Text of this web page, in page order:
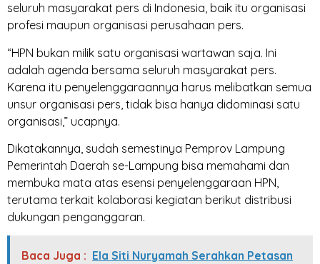
seluruh masyarakat pers di Indonesia, baik itu organisasi
profesi maupun organisasi perusahaan pers.
“HPN bukan milik satu organisasi wartawan saja. Ini
adalah agenda bersama seluruh masyarakat pers.
Karena itu penyelenggaraannya harus melibatkan semua
unsur organisasi pers, tidak bisa hanya didominasi satu
organisasi,” ucapnya.
Dikatakannya, sudah semestinya Pemprov Lampung
Pemerintah Daerah se-Lampung bisa memahami dan
membuka mata atas esensi penyelenggaraan HPN,
terutama terkait kolaborasi kegiatan berikut distribusi
dukungan penganggaran.
Baca Juga : Ela Siti Nuryamah Serahkan Petasan